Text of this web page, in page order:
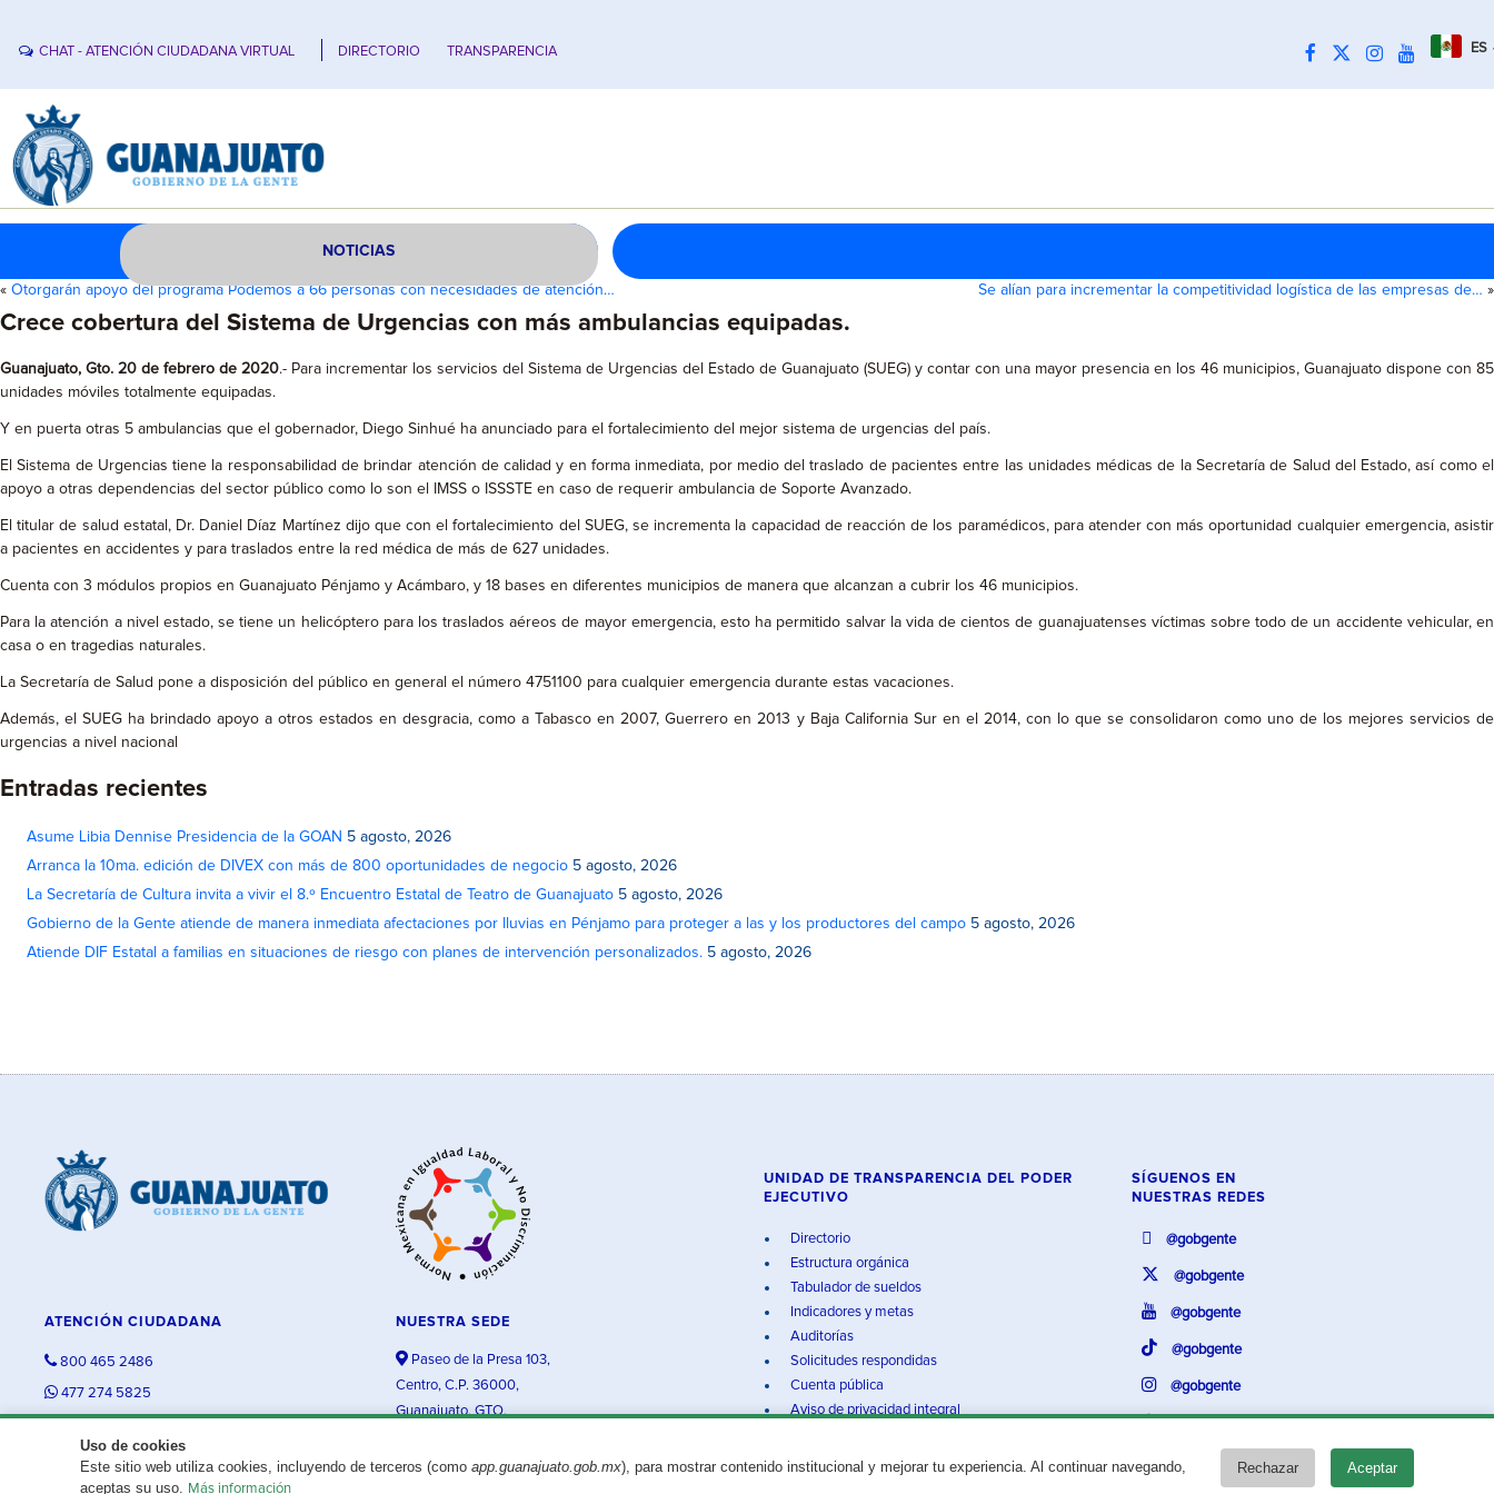
CHAT - ATENCIÓN CIUDADANA VIRTUAL DIRECTORIO TRANSPARENCIA ES
NOTICIAS
« Otorgarán apoyo del programa Podemos a 66 personas con necesidades de atención… Se alían para incrementar la competitividad logística de las empresas de… »
Crece cobertura del Sistema de Urgencias con más ambulancias equipadas.
Guanajuato, Gto. 20 de febrero de 2020.- Para incrementar los servicios del Sistema de Urgencias del Estado de Guanajuato (SUEG) y contar con una mayor presencia en los 46 municipios, Guanajuato dispone con 85
unidades móviles totalmente equipadas.
Y en puerta otras 5 ambulancias que el gobernador, Diego Sinhué ha anunciado para el fortalecimiento del mejor sistema de urgencias del país.
El Sistema de Urgencias tiene la responsabilidad de brindar atención de calidad y en forma inmediata, por medio del traslado de pacientes entre las unidades médicas de la Secretaría de Salud del Estado, así como el
apoyo a otras dependencias del sector público como lo son el IMSS o ISSSTE en caso de requerir ambulancia de Soporte Avanzado.
El titular de salud estatal, Dr. Daniel Díaz Martínez dijo que con el fortalecimiento del SUEG, se incrementa la capacidad de reacción de los paramédicos, para atender con más oportunidad cualquier emergencia, asistir
a pacientes en accidentes y para traslados entre la red médica de más de 627 unidades.
Cuenta con 3 módulos propios en Guanajuato Pénjamo y Acámbaro, y 18 bases en diferentes municipios de manera que alcanzan a cubrir los 46 municipios.
Para la atención a nivel estado, se tiene un helicóptero para los traslados aéreos de mayor emergencia, esto ha permitido salvar la vida de cientos de guanajuatenses víctimas sobre todo de un accidente vehicular, en
casa o en tragedias naturales.
La Secretaría de Salud pone a disposición del público en general el número 4751100 para cualquier emergencia durante estas vacaciones.
Además, el SUEG ha brindado apoyo a otros estados en desgracia, como a Tabasco en 2007, Guerrero en 2013 y Baja California Sur en el 2014, con lo que se consolidaron como uno de los mejores servicios de
urgencias a nivel nacional
Entradas recientes
Asume Libia Dennise Presidencia de la GOAN 5 agosto, 2026
Arranca la 10ma. edición de DIVEX con más de 800 oportunidades de negocio 5 agosto, 2026
La Secretaría de Cultura invita a vivir el 8.º Encuentro Estatal de Teatro de Guanajuato 5 agosto, 2026
Gobierno de la Gente atiende de manera inmediata afectaciones por lluvias en Pénjamo para proteger a las y los productores del campo 5 agosto, 2026
Atiende DIF Estatal a familias en situaciones de riesgo con planes de intervención personalizados. 5 agosto, 2026
Uso de cookies
Este sitio web utiliza cookies, incluyendo de terceros (como app.guanajuato.gob.mx), para mostrar contenido institucional y mejorar tu experiencia. Al continuar navegando,
aceptas su uso. Más información
Rechazar Aceptar
ATENCIÓN CIUDADANA
800 465 2486
477 274 5825
NUESTRA SEDE
Paseo de la Presa 103,
Centro, C.P. 36000,
Guanajuato, GTO.
UNIDAD DE TRANSPARENCIA DEL PODER
EJECUTIVO
Directorio
Estructura orgánica
Tabulador de sueldos
Indicadores y metas
Auditorías
Solicitudes respondidas
Cuenta pública
Aviso de privacidad integral
SÍGUENOS EN
NUESTRAS REDES
@gobgente
@gobgente
@gobgente
@gobgente
@gobgente
@gobgente
¿Existe algún problema con esta página?Repórtalo aquí. Aviso legal© 2025 Gobierno del Estado de Guanajuato